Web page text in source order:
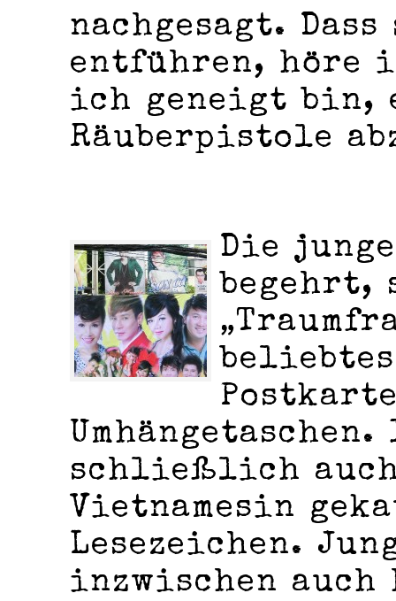
nachgesagt.
entführen, höre
ich geneigt bin,
Räuberpistole
Die
schließlich
Vietnamesin
Lesezeichen.
inzwischen